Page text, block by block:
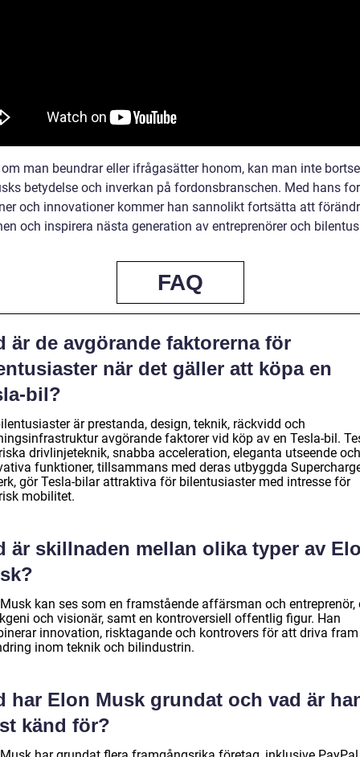
man beundrar eller ifrågasätter honom, kan man inte
betydelse och inverkan på fordonsbranschen. Med hans
och innovationer kommer han sannolikt fortsätta att
och inspirera nästa generation av entreprenörer och
FAQ
är de avgörande faktorerna för
när det gäller att köpa en
bil?
är prestanda, design, teknik, räckvidd och
avgörande faktorer vid köp av en Tesla-bil.
drivlinjeteknik, snabba acceleration, eleganta utseende och
funktioner, tillsammans med deras utbyggda
gör Tesla-bilar attraktiva för bilentusiaster med intresse för
mobilitet.
är skillnaden mellan olika typer av
kan ses som en framstående affärsman och entreprenör,
och visionär, samt en kontroversiell offentlig figur. Han
innovation, risktagande och kontrovers för att driva fram
inom teknik och bilindustrin.
har Elon Musk grundat och vad är
känd för?